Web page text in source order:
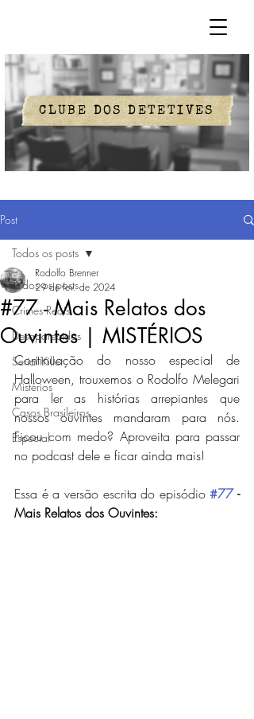
CLUBE DOS DETETIVES
Post
Todos os posts
Crimes Reais
Desaparecidos
Serial Killer
Mistérios
Casos Brasileiros
Especial
Todos os posts
#77 - Mais Relatos dos
Ouvintes | MISTÉRIOS
Rodolfo Brenner
29 de fev. de 2024
Continuação do nosso especial de
Halloween, trouxemos o Rodolfo Melegari
para ler as histórias arrepiantes que
nossos ouvintes mandaram para nós.
Ficou com medo? Aproveita para passar
no podcast dele e ficar ainda mais!
Essa é a versão escrita do episódio #77 -
Mais Relatos dos Ouvintes: